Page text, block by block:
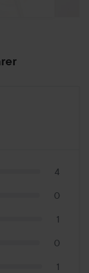
4
0
1
0
1